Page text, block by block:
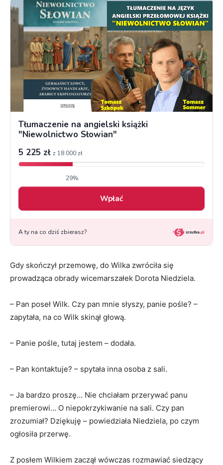
Gdy skończył przemowę, do Wilka zwróciła się
prowadząca obrady wicemarszałek Dorota Niedziela.
– Pan poseł Wilk. Czy pan mnie słyszy, panie pośle? –
zapytała, na co Wilk skinął głową.
– Panie pośle, tutaj jestem – dodała.
– Pan kontaktuje? – spytała inna osoba z sali.
– Ja bardzo proszę… Nie chciałam przerywać panu
premierowi… O niepokrzykiwanie na sali. Czy pan
zrozumiał? Dziękuję – powiedziała Niedziela, po czym
ogłosiła przerwę.
Z posłem Wilkiem zaczął wówczas rozmawiać siedzący